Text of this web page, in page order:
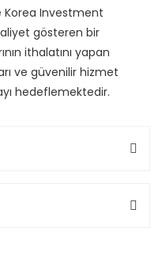
Korea Investment
gösteren bir
ithalatını yapan
ve güvenilir hizmet
hedeflemektedir.